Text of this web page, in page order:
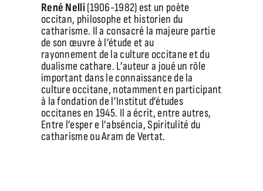
René Nelli(1906-1982) est un poète
occitan, philosophe et historien du
catharisme. Il a consacré la majeure partie
de son œuvre à l’étude et au
rayonnement de la culture occitane et du
dualisme cathare. L’auteur a joué un rôle
important dans le connaissance de la
culture occitane, notamment en participant
à la fondation de l’Institut d’études
occitanes en 1945. Il a écrit, entre autres,
Entre l’esper e l’abséncia, Spiritulité du
catharisme ou Aram de Vertat.